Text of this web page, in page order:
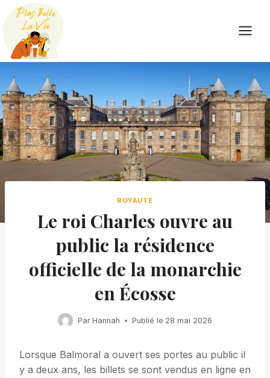
Skip
content
ROYAUTÉ
Le roi Charles ouvre au
public la résidence
officielle de la monarchie
en Écosse
Par Hannah Publié le 28 mai 2026
Lorsque Balmoral a ouvert ses portes au public il
y a deux ans, les billets se sont vendus en ligne en